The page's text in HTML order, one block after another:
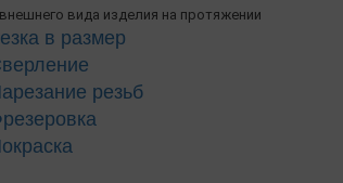
вида изделия на протяжении
в размер
резьб